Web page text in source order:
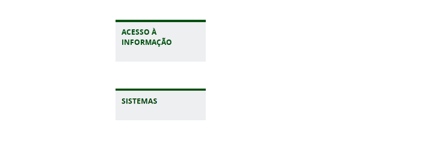
ACESSO À
INFORMAÇÃO